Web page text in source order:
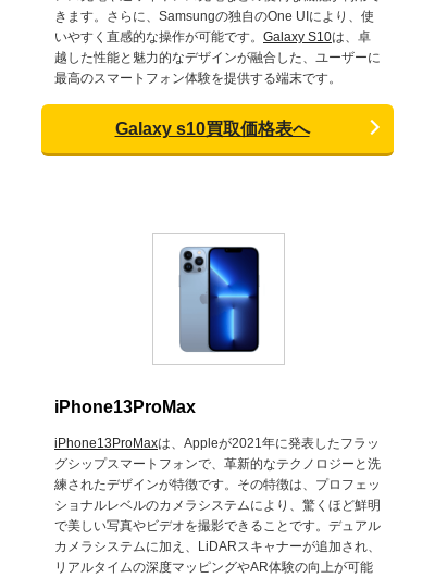
きます。さらに、Samsungの独自のOne UIにより、使
いやすく直感的な操作が可能です。 Galaxy S10は、卓
越した性能と魅力的なデザインが融合した、ユーザーに
最高のスマートフォン体験を提供する端末です。
Galaxy s10買取価格表へ
iPhone13ProMax
iPhone13ProMaxは、Appleが2021年に発表したフラッ
グシップスマートフォンで、革新的なテクノロジーと洗
練されたデザインが特徴です。その特徴は、プロフェッ
ショナルレベルのカメラシステムにより、驚くほど鮮明
で美しい写真やビデオを撮影できることです。デュアル
カメラシステムに加え、LiDARスキャナーが追加され、
リアルタイムの深度マッピングやAR体験の向上が可能